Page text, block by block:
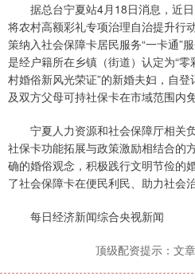
据总台宁夏站4月18日消息，近日
将农村高额彩礼专项治理自治提升行
策纳入社会保障卡居民服务“一卡通”
是经户籍所在乡镇（街道）认定为“零
村婚俗新风光荣证”的新婚夫妇，自
及双方父母可持社保卡在市域范围内
宁夏人力资源和社会保障厅相关
社保卡功能拓展与政策激励相结合的
确的婚俗观念，积极践行文明节俭的
了社会保障卡在便民利民、助力社会
每日经济新闻综合央视新闻
顶级配资提示：文